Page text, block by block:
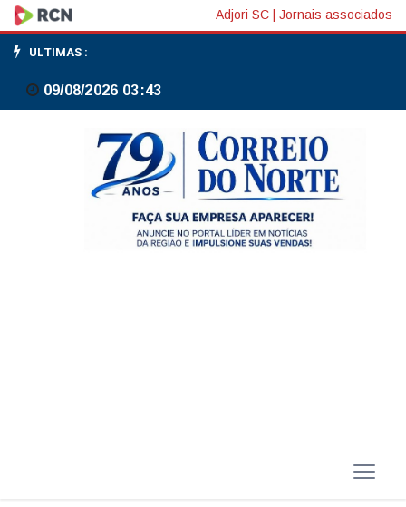
Moretti:
subvenção
do
desoneração
Adjori SC Jornais associados
ULTIMAS :
09/08/2026 03:43